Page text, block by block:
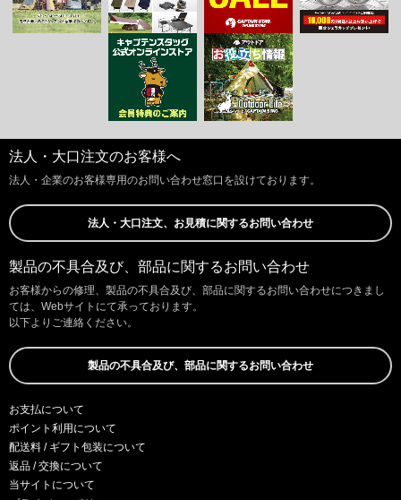
法人・大口注文のお客様へ
法人・企業のお客様専用のお問い合わせ窓口を設けております。
法人・大口注文、お見積に関するお問い合わせ
製品の不具合及び、部品に関するお問い合わせ
お客様からの修理、製品の不具合及び、部品に関するお問い合わせにつきまし
ては、Webサイトにて承っております。
以下よりご連絡ください。
製品の不具合及び、部品に関するお問い合わせ
お支払について
ポイント利用について
配送料 / ギフト包装について
返品 / 交換について
当サイトについて